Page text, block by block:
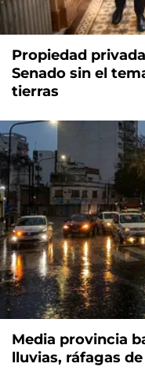
Propiedad
Senado sin el
tierras
Media provincia
lluvias, ráfagas